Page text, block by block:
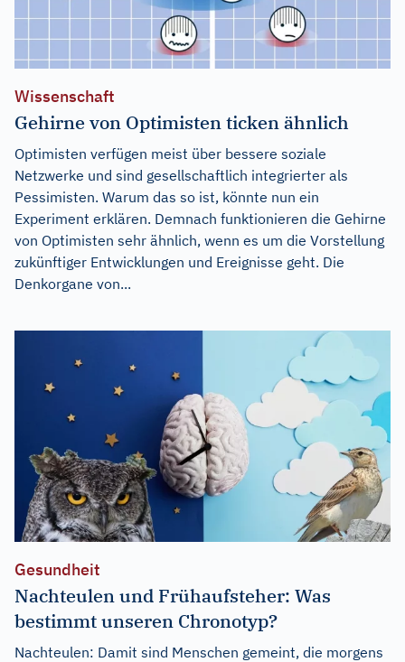
Wissenschaft
Gehirne von Optimisten ticken ähnlich
Optimisten verfügen meist über bessere soziale
Netzwerke und sind gesellschaftlich integrierter als
Pessimisten. Warum das so ist, könnte nun ein
Experiment erklären. Demnach funktionieren die Gehirne
von Optimisten sehr ähnlich, wenn es um die Vorstellung
zukünftiger Entwicklungen und Ereignisse geht. Die
Denkorgane von...
Gesundheit
Nachteulen und Frühaufsteher: Was
bestimmt unseren Chronotyp?
Nachteulen: Damit sind Menschen gemeint, die morgens